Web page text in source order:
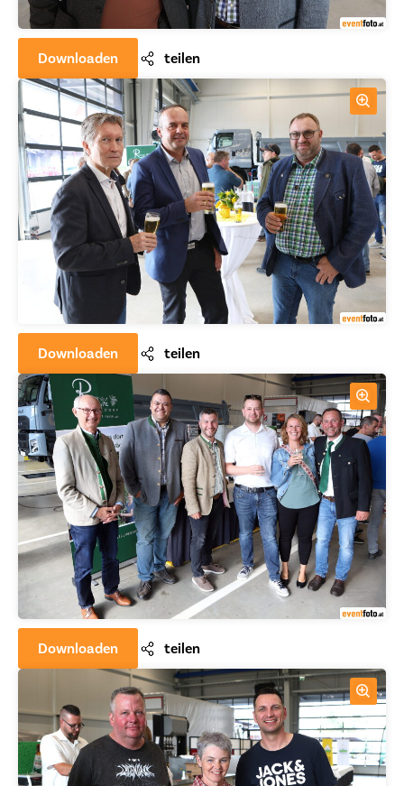
Downloaden teilen
Downloaden teilen
Downloaden teilen